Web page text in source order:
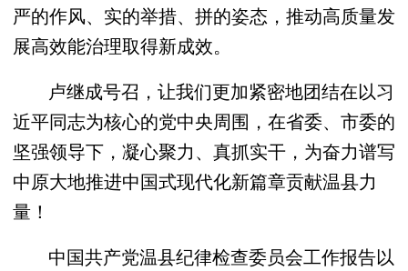
严的作风、实的举措、拼的姿态，推动高质量发
展高效能治理取得新成效。
卢继成号召，让我们更加紧密地团结在以习
近平同志为核心的党中央周围，在省委、市委的
坚强领导下，凝心聚力、真抓实干，为奋力谱写
中原大地推进中国式现代化新篇章贡献温县力
量！
中国共产党温县纪律检查委员会工作报告以